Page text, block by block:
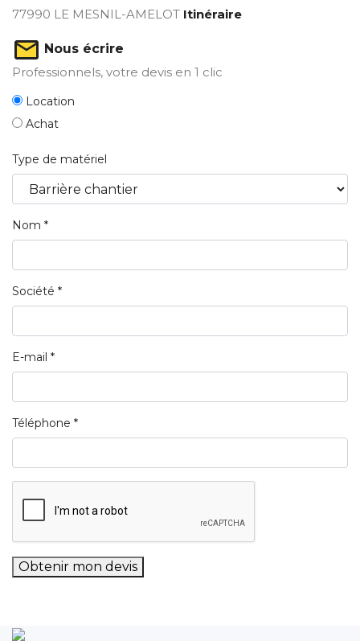
77990 LE MESNIL-AMELOT Itinéraire
Nous écrire
Professionnels, votre devis en 1 clic
Location
Achat
Type de matériel
Nom *
Société *
E-mail *
Téléphone *
Obtenir mon devis